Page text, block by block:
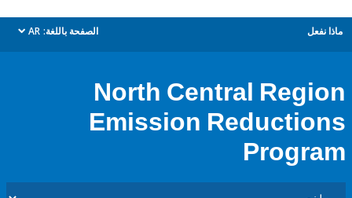
الصفحة باللغة: AR
dropdown
North Central
Emission